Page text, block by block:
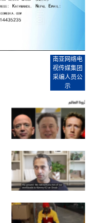
南亚网络电
视传媒集团
采编人员公
示